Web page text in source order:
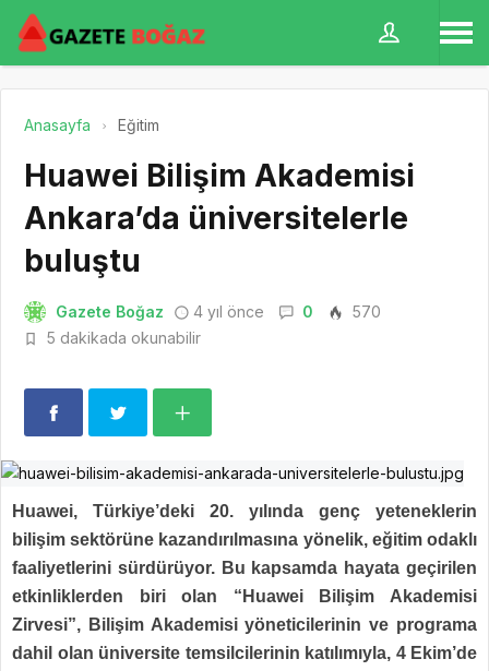
Anasayfa Eğitim
Huawei Bilişim Akademisi
Ankara’da üniversitelerle
buluştu
Gazete Boğaz 4 yıl önce 0
570
5 dakikada okunabilir
Huawei, Türkiye’deki 20. yılında
genç yeteneklerin
bilişim sektörüne kazandırılmasına yönelik, eğitim odaklı
faaliyetlerini sürdürüyor. Bu kapsamda hayata geçirilen
etkinliklerden biri olan “Huawei Bilişim Akademisi
Zirvesi”, Bilişim Akademisi yöneticilerinin ve programa
dahil olan üniversite temsilcilerinin katılımıyla, 4 Ekim’de